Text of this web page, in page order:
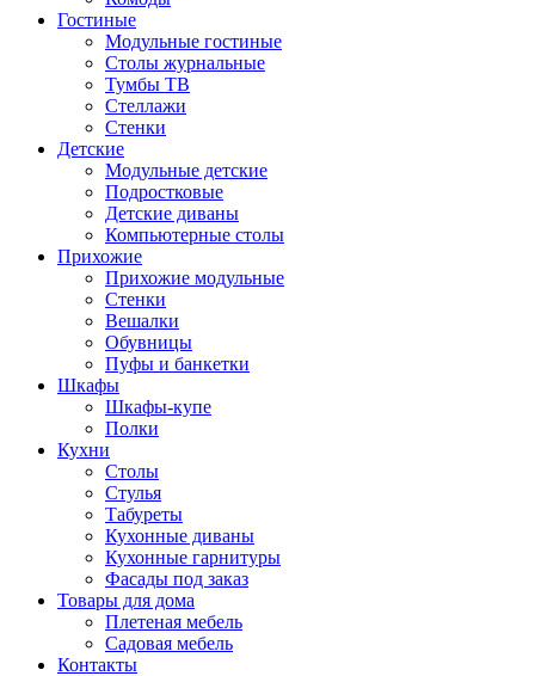
Гостиные
Модульные гостиные
Столы журнальные
Тумбы ТВ
Стеллажи
Стенки
Детские
Модульные детские
Подростковые
Детские диваны
Компьютерные столы
Прихожие
Прихожие модульные
Стенки
Вешалки
Обувницы
Пуфы и банкетки
Шкафы
Шкафы-купе
Полки
Кухни
Столы
Стулья
Табуреты
Кухонные диваны
Кухонные гарнитуры
Фасады под заказ
Товары для дома
Плетеная мебель
Садовая мебель
Контакты